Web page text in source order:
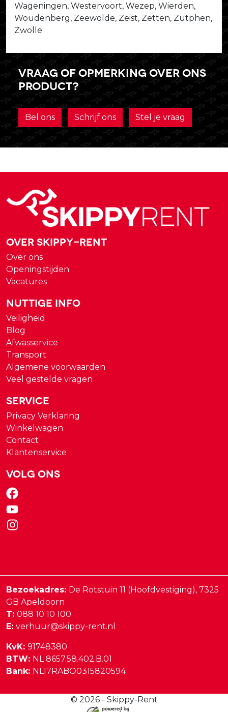
Wageningen, Westervoort, Wezep, Wierden,
Woudenberg, Zeewolde, Zeist, Zetten, Zutphen,
Zwolle
Vraag of opmerking over ons
product?
Bel ons Schrijf ons Stel je vraag
Over Skippy-rent
Over ons
Openingstijden
Vacatures
Nuttige Info
Veiligheid
Blog
Afwasservice
Transport
Algemene voorwaarden
Veel gestelde vragen
Service
Privacy Verklaring
Winkelwagen
Contact
Klantenservice
Volg ons
Bezoekadres: De Rotstuin 11 (Hoofdvestiging), 7325
GB Apeldoorn
T: 088 10 10 100
E: verhuur@skippy-rent.nl
KvK: 91748380
BTW: NL 8657.58.402.B.01
Bank: NL17RABO0315820594
© 2026 - Skippy-Rent